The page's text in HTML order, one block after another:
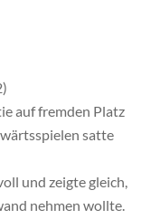
auf fremden Platz
satte
und zeigte gleich,
nehmen wollte.